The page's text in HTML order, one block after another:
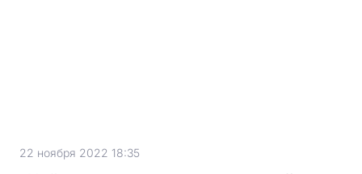
22 ноября 2022 18:35